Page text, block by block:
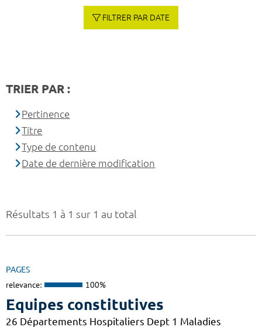
Résultats 1 à 1 sur 1 au total
PAGES
relevance: 100%
Equipes constitutives
26 Départements Hospitaliers Dept 1 Maladies
FILTRER PAR DATE
TRIER PAR :
Pertinence
Titre
Type de contenu
Date de dernière modification